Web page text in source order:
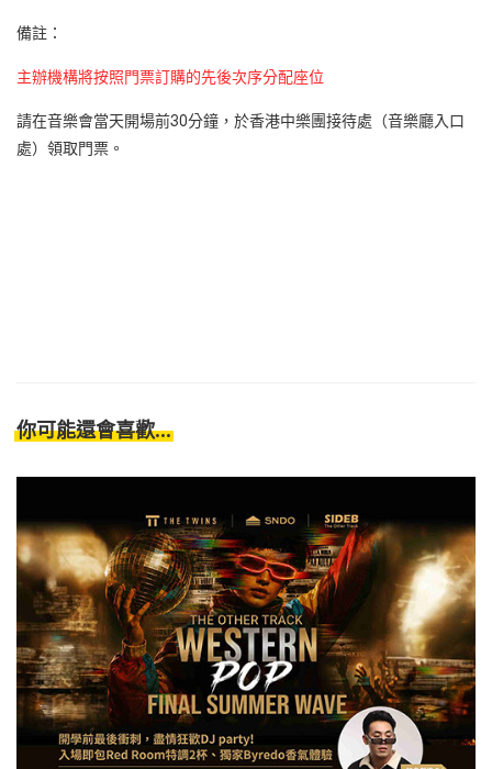
備註：
主辦機構將按照門票訂購的先後次序分配座位
請在音樂會當天開場前30分鐘，於香港中樂團接待處（音樂廳入口
處）領取門票。
你可能還會喜歡...